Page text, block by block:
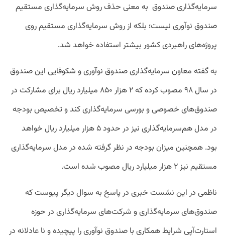
سرمایه‌گذاری صندوق به معنی حذف روش سرمایه‌گذاری مستقیم
صندوق نوآوری نیست؛ بلکه از روش سرمایه‌گذاری مستقیم روی
پروژه‌های راهبردی کشور بیشتر استفاده خواهد شد.
به گفته معاون سرمایه‌گذاری صندوق نوآوری و شکوفایی این صندوق
در سال ۹۸ مصوب کرده که ۲ هزار ۸۵۰ میلیارد ریال برای مشارکت در
صندوق‌های خصوصی و بورسی سرمایه‌گذاری کند و تخصیص بودجه
در مدل هم‌سرمایه‌گذاری نیز در حدود ۵ هزار میلیارد ریال خواهد
بود. همچنین میزان بودجه در نظر گرفته شده در مدل سرمایه‌گذاری
مستقیم نیز ۲ هزار میلیارد ریال مصوب شده است.
ناظمی در این نشست خبری در پاسخ به سوال دیگر پیوست که
صندوق‌های سرمایه‌گذاری و شرکت‌های سرمایه‌گذاری در حوزه
استارت‌آپی شرایط همکاری با صندوق نوآوری را پیچیده و نا عادلانه در